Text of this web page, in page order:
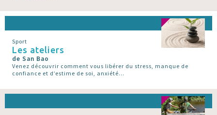
Sport
Les ateliers
de San Bao
Venez découvrir comment vous libérer du stress, manque de
confiance et d’estime de soi, anxiété...